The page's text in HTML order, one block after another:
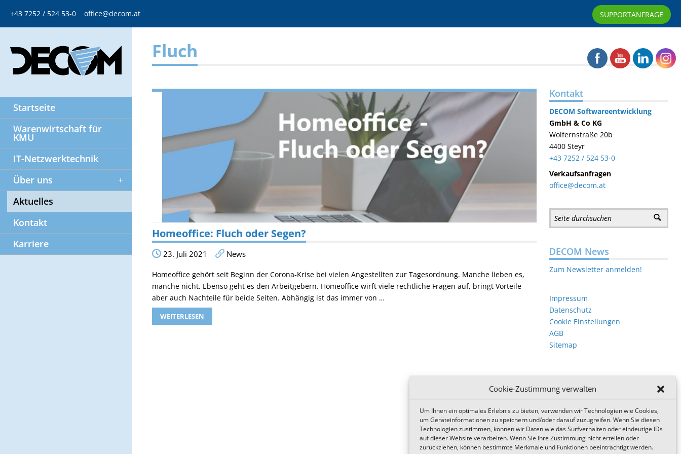
Cookie-Zustimmung verwalten
Um Ihnen ein optimales Erlebnis zu bieten, verwenden wir Technologien wie Cookies,
um Geräteinformationen zu speichern und/oder darauf zuzugreifen. Wenn Sie diesen
Technologien zustimmen, können wir Daten wie das Surfverhalten oder eindeutige IDs
auf dieser Website verarbeiten. Wenn Sie Ihre Zustimmung nicht erteilen oder
zurückziehen, können bestimmte Merkmale und Funktionen beeinträchtigt werden.
+43 7252 / 524 53-0 office@decom.at SUPPORTANFRAGE
Startseite
Warenwirtschaft für
KMU
IT-Netzwerktechnik
Über uns
Aktuelles
Kontakt
Karriere
Fluch
Homeoffice: Fluch oder Segen?
23. Juli 2021 News
Homeoffice gehört seit Beginn der Corona-Krise bei vielen Angestellten zur Tagesordnung. Manche lieben es,
manche nicht. Ebenso geht es den Arbeitgebern. Homeoffice wirft viele rechtliche Fragen auf, bringt Vorteile
aber auch Nachteile für beide Seiten. Abhängig ist das immer von …
WEITERLESEN
Kontakt
DECOM Softwareentwicklung
GmbH & Co KG
Wolfernstraße 20b
4400 Steyr
+43 7252 / 524 53-0
Verkaufsanfragen
office@decom.at
DECOM News
Zum Newsletter anmelden!
Impressum
Datenschutz
Cookie Einstellungen
AGB
Sitemap